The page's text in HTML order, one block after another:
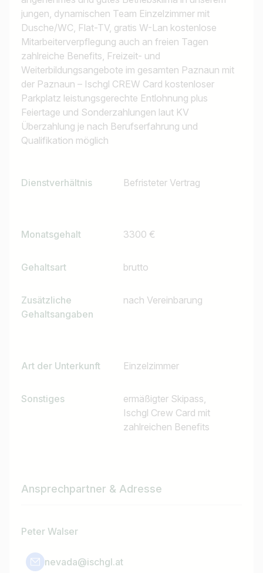
jungen, dynamischen Team Einzelzimmer mit
Dusche/WC, Flat-TV, gratis W-Lan kostenlose
Mitarbeiterverpflegung auch an freien Tagen
zahlreiche Benefits, Freizeit- und
Weiterbildungsangebote im gesamten Paznaun mit
der Paznaun – Ischgl CREW Card kostenloser
Parkplatz leistungsgerechte Entlohnung plus
Feiertage und Sonderzahlungen laut KV
Überzahlung je nach Berufserfahrung und
Qualifikation möglich
Dienstverhältnis Befristeter Vertrag
Monatsgehalt 3300 €
Gehaltsart brutto
Zusätzliche
Gehaltsangaben
nach Vereinbarung
Art der Unterkunft Einzelzimmer
Sonstiges
ermäßigter Skipass,
Ischgl Crew Card mit
zahlreichen Benefits
Ansprechpartner & Adresse
Peter Walser
nevada@ischgl.at
Jobs finden